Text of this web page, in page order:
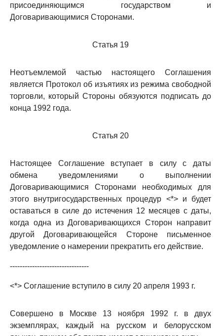
присоединяющимся государством и
Договаривающимися Сторонами.
Статья 19
Неотъемлемой частью настоящего Соглашения
является Протокол об изъятиях из режима свободной
торговли, который Стороны обязуются подписать до
конца 1992 года.
Статья 20
Настоящее Соглашение вступает в силу с даты
обмена уведомлениями о выполнении
Договаривающимися Сторонами необходимых для
этого внутригосударственных процедур <*> и будет
оставаться в силе до истечения 12 месяцев с даты,
когда одна из Договаривающихся Сторон направит
другой Договаривающейся Стороне письменное
уведомление о намерении прекратить его действие.
--------------------------------
<*> Соглашение вступило в силу 20 апреля 1993 г.
Совершено в Москве 13 ноября 1992 г. в двух
экземплярах, каждый на русском и белорусском